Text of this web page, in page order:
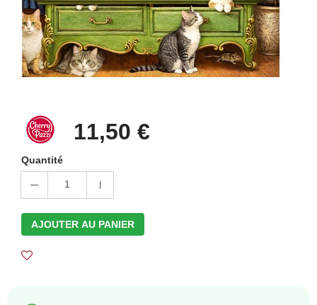
11,50 €
Quantité
1
AJOUTER AU PANIER